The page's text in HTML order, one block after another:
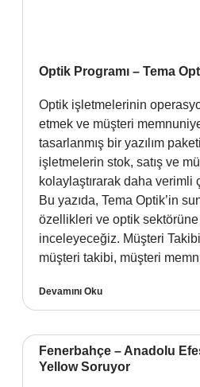
Optik Programı – Tema
Optik işletmelerinin
etmek ve müşteri
tasarlanmış bir yazılım
işletmelerin stok, satış ve
kolaylaştırarak daha verimli
Bu yazıda, Tema Optik’in
özellikleri ve optik sektörüne
inceleyeceğiz. Müşteri
müşteri takibi, müşteri
Devamını Oku
Fenerbahçe – Anadolu
Yellow Soruyor